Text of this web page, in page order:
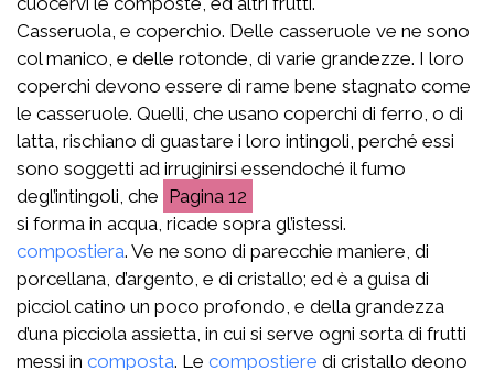
Casseruola, e coperchio. Delle casseruole ve ne sono
col manico, e delle rotonde, di varie grandezze. I loro
coperchi devono essere di rame bene stagnato come
le casseruole. Quelli, che usano coperchi di ferro, o di
latta, rischiano di guastare i loro intingoli, perché essi
sono soggetti ad irruginirsi essendoché il fumo
degl’intingoli, che
12
si forma in acqua, ricade sopra gl’istessi.
compostiera. Ve ne sono di parecchie maniere, di
porcellana, d’argento, e di cristallo; ed è a guisa di
picciol catino un poco profondo, e della grandezza
d’una picciola assietta, in cui si serve ogni sorta di frutti
messi in composta. Le compostiere di cristallo deono